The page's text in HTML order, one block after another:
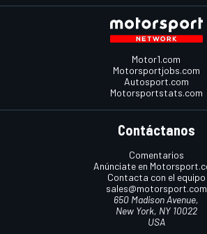
Motor1.com
Motorsportjobs.com
Autosport.com
Motorsportstats.com
Contáctanos
Comentarios
Anúnciate en
Contacta con el equipo
sales@motorsport.com
650 Madison Avenue,
New York, NY 10022
USA